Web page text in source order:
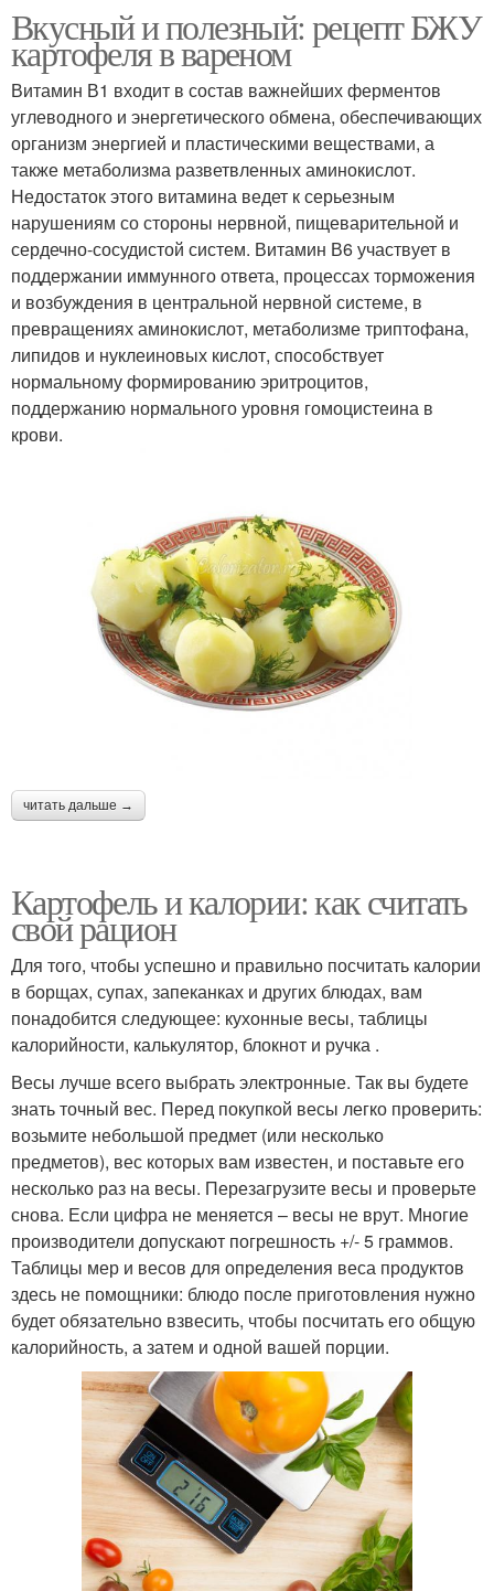
Вкусный и полезный: рецепт БЖУ
картофеля в вареном
Витамин В1 входит в состав важнейших ферментов
углеводного и энергетического обмена, обеспечивающих
организм энергией и пластическими веществами, а
также метаболизма разветвленных аминокислот.
Недостаток этого витамина ведет к серьезным
нарушениям со стороны нервной, пищеварительной и
сердечно-сосудистой систем. Витамин В6 участвует в
поддержании иммунного ответа, процессах торможения
и возбуждения в центральной нервной системе, в
превращениях аминокислот, метаболизме триптофана,
липидов и нуклеиновых кислот, способствует
нормальному формированию эритроцитов,
поддержанию нормального уровня гомоцистеина в
крови.
читать дальше →
Картофель и калории: как считать
свой рацион
Для того, чтобы успешно и правильно посчитать калории
в борщах, супах, запеканках и других блюдах, вам
понадобится следующее: кухонные весы, таблицы
калорийности, калькулятор, блокнот и ручка .
Весы лучше всего выбрать электронные. Так вы будете
знать точный вес. Перед покупкой весы легко проверить:
возьмите небольшой предмет (или несколько
предметов), вес которых вам известен, и поставьте его
несколько раз на весы. Перезагрузите весы и проверьте
снова. Если цифра не меняется – весы не врут. Многие
производители допускают погрешность +/- 5 граммов.
Таблицы мер и весов для определения веса продуктов
здесь не помощники: блюдо после приготовления нужно
будет обязательно взвесить, чтобы посчитать его общую
калорийность, а затем и одной вашей порции.